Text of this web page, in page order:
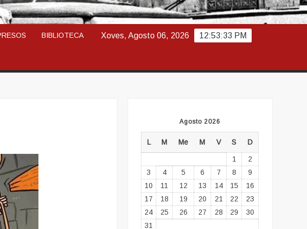
TRABAJO
BIBLIOTECA 12:53:35 PM
Xoves, Agosto 06, 2026
Agosto 2026
L M Me M V S D
1
2
3
4 5 6 7 8
9
10
11 12 13 14 15
16
17
18 19 20 21 22
23
24
25 26 27 28 29
30
31